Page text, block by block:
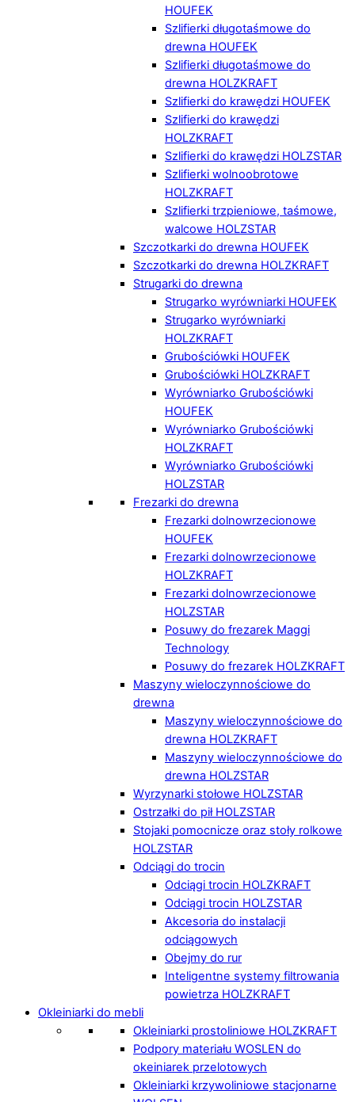
HOUFEK
Szlifierki długotaśmowe do
drewna HOUFEK
Szlifierki długotaśmowe do
drewna HOLZKRAFT
Szlifierki do krawędzi HOUFEK
Szlifierki do krawędzi
HOLZKRAFT
Szlifierki do krawędzi HOLZSTAR
Szlifierki wolnoobrotowe
HOLZKRAFT
Szlifierki trzpieniowe, taśmowe,
walcowe HOLZSTAR
Szczotkarki do drewna HOUFEK
Szczotkarki do drewna HOLZKRAFT
Strugarki do drewna
Strugarko wyrówniarki HOUFEK
Strugarko wyrówniarki
HOLZKRAFT
Grubościówki HOUFEK
Grubościówki HOLZKRAFT
Wyrówniarko Grubościówki
HOUFEK
Wyrówniarko Grubościówki
HOLZKRAFT
Wyrówniarko Grubościówki
HOLZSTAR
Frezarki do drewna
Frezarki dolnowrzecionowe
HOUFEK
Frezarki dolnowrzecionowe
HOLZKRAFT
Frezarki dolnowrzecionowe
HOLZSTAR
Posuwy do frezarek Maggi
Technology
Posuwy do frezarek HOLZKRAFT
Maszyny wieloczynnościowe do
drewna
Maszyny wieloczynnościowe do
drewna HOLZKRAFT
Maszyny wieloczynnościowe do
drewna HOLZSTAR
Wyrzynarki stołowe HOLZSTAR
Ostrzałki do pił HOLZSTAR
Stojaki pomocnicze oraz stoły rolkowe
HOLZSTAR
Odciągi do trocin
Odciągi trocin HOLZKRAFT
Odciągi trocin HOLZSTAR
Akcesoria do instalacji
odciągowych
Obejmy do rur
Inteligentne systemy filtrowania
powietrza HOLZKRAFT
Okleiniarki do mebli
Okleiniarki prostoliniowe HOLZKRAFT
Podpory materiału WOSLEN do
okeiniarek przelotowych
Okleiniarki krzywoliniowe stacjonarne